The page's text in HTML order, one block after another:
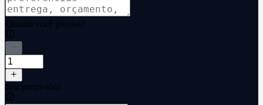
Quanto você precisa?
Seu preço-alvo